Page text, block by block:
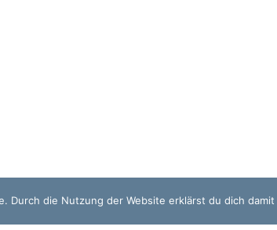
Durch die Nutzung der Website erklärst du dich